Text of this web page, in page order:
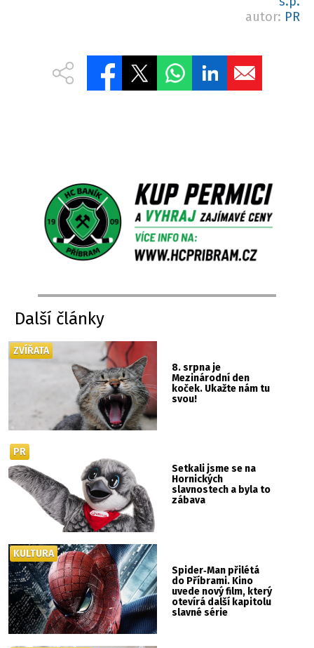
autor: PR
Další články
8. srpna je
Mezinárodní den
koček. Ukažte nám tu
svou!
ZVÍŘATA
Setkali jsme se na
Hornických
slavnostech a byla to
zábava
PR
Spider‑Man přilétá
do Příbrami. Kino
uvede nový film, který
otevírá další kapitolu
slavné série
KULTURA